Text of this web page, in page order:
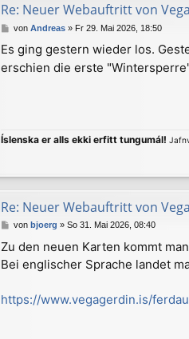
Re: Neuer Webauftritt von
B
i
t
von Andreas» Fr 29. Mai 2026, 18:50
Es ging gestern wieder los.
erschien die erste
Íslenska er alls ekki erfitt tungumál!
Re: Neuer Webauftritt von
B
i
t
g
von bjoerg » So 31. Mai 2026, 08:40
Zu den neuen Karten kommt
Bei englischer Sprache landet
https://www.vegagerdin.is/